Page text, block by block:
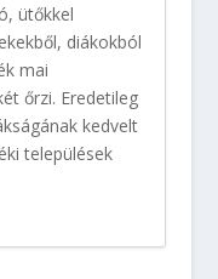
ütőkkel
diákokból
mai
őrzi. Eredetileg
kedvelt
települések